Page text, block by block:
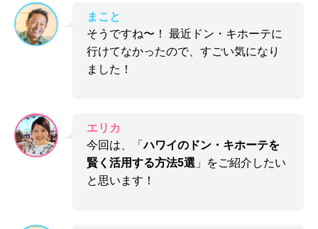
まこと
そうですね〜！ 最近ドン・キホーテに
行けてなかったので、すごい気になり
ました！
エリカ
今回は、「ハワイのドン・キホーテを
賢く活用する方法5選 」をご紹介したい
と思います！